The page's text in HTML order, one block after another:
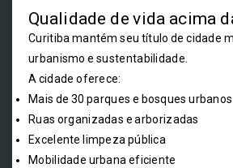
Qualidade de vida acima
Curitiba mantém seu título de cidade
urbanismo e sustentabilidade.
A cidade oferece:
Mais de 30 parques e bosques urbanos
Ruas organizadas e arborizadas
Excelente limpeza pública
Mobilidade urbana eficiente